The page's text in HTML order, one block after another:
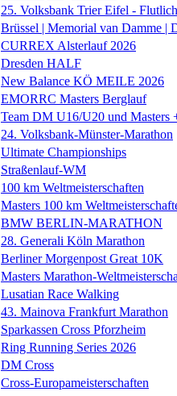
25. Volksbank Trier Eifel -
Brüssel | Memorial van Damme |
CURREX Alsterlauf 2026
Dresden HALF
New Balance KÖ MEILE 2026
EMORRC Masters Berglauf
Team DM U16/U20 und Masters
24. Volksbank-Münster-Marathon
Ultimate Championships
Straßenlauf-WM
100 km Weltmeisterschaften
Masters 100 km
BMW BERLIN-MARATHON
28. Generali Köln Marathon
Berliner Morgenpost Great 10K
Masters Marathon-
Lusatian Race Walking
43. Mainova Frankfurt Marathon
Sparkassen Cross Pforzheim
Ring Running Series 2026
DM Cross
Cross-Europameisterschaften